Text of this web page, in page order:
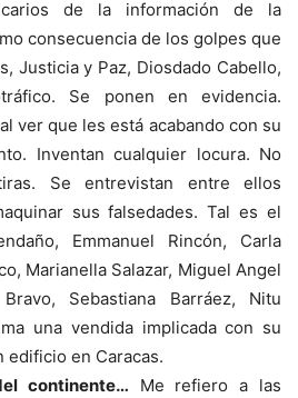
de la información de la
consecuencia de los golpes que
Justicia y Paz, Diosdado Cabello,
Se ponen en evidencia.
ver que les está acabando con su
Inventan cualquier locura. No
Se entrevistan entre ellos
sus falsedades. Tal es el
Emmanuel Rincón, Carla
Marianella Salazar, Miguel Angel
Sebastiana Barráez, Nitu
una vendida implicada con su
edificio en Caracas.
continente…
Me refiero a las